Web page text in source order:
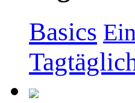
Basics